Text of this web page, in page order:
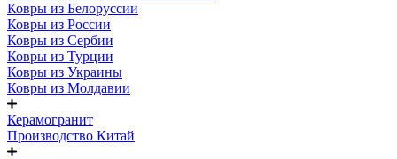
Ковры из Белоруссии
Ковры из России
Ковры из Сербии
Ковры из Турции
Ковры из Украины
Ковры из Молдавии
Керамогранит
Производство Китай